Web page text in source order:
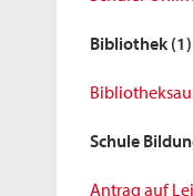
Bibliothek (1)
Schule
Antrag auf